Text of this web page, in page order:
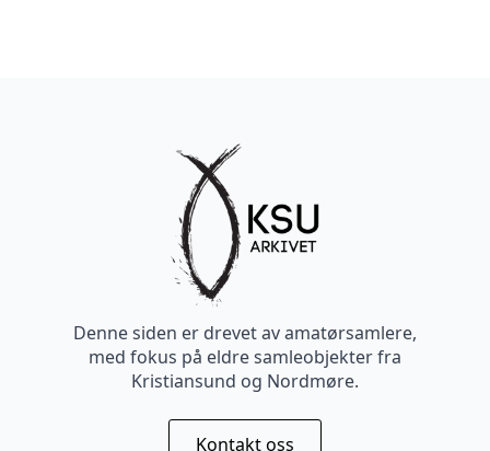
Denne siden er drevet av amatørsamlere,
med fokus på eldre samleobjekter fra
Kristiansund og Nordmøre.
Kontakt oss